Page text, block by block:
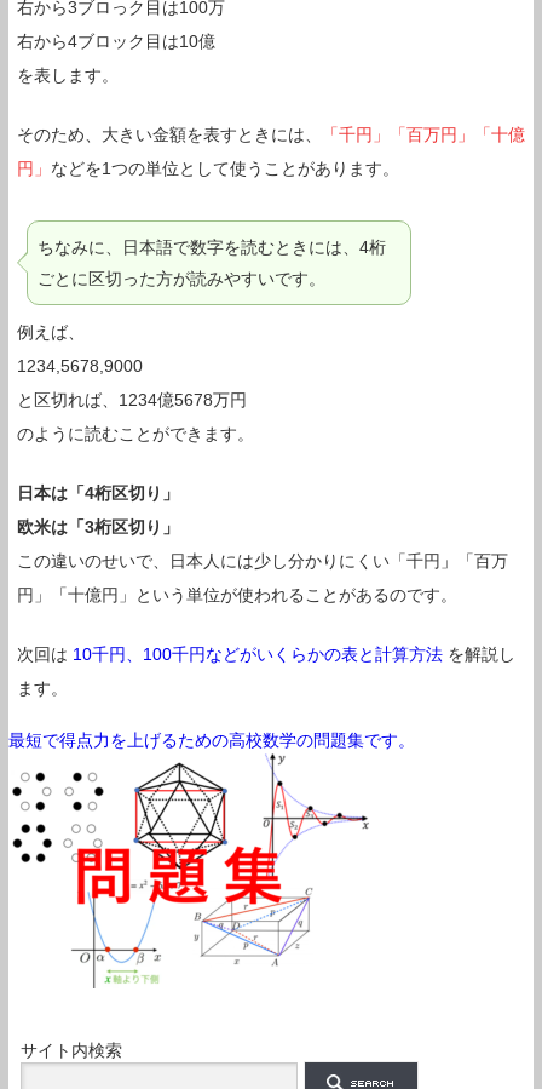
右から3ブロっク目は100万
右から4ブロック目は10億
を表します。
そのため、大きい金額を表すときには、
「千円」「百万円」「十億
円」 などを1つの単位として使うことがあります。
ちなみに、日本語で数字を読むときには、4桁
ごとに区切った方が読みやすいです。
例えば、
1234,5678,9000
と区切れば、1234億5678万円
のように読むことができます。
日本は「4桁区切り」
欧米は「3桁区切り」
この違いのせいで、日本人には少し分かりにくい「千円」「百万
円」「十億円」という単位が使われることがあるのです。
次回は 10千円、100千円などがいくらかの表と計算方法 を解説し
ます。
最短で得点力を上げるための高校数学の問題集です。
サイト内検索